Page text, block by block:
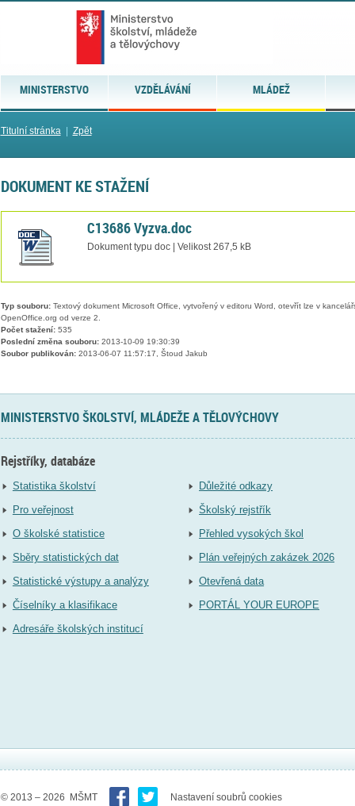
MINISTERSTVO VZDĚLÁVÁNÍ MLÁDEŽ
Titulní stránka| Zpět
DOKUMENT KE STAŽENÍ
C13686 Vyzva.doc
Dokument typu doc | Velikost 267,5 kB
Typ souboru:Textový dokument Microsoft Office, vytvořený v editoru Word, otevřít lze v
OpenOffice.org od verze 2.
Počet stažení:535
Poslední změna souboru:2013-10-09 19:30:39
Soubor publikován:2013-06-07 11:57:17, Štoud Jakub
MINISTERSTVO ŠKOLSTVÍ, MLÁDEŽE A TĚLOVÝCHOVY
Rejstříky, databáze
Statistika školství
Pro veřejnost
O školské statistice
Sběry statistických dat
Statistické výstupy a analýzy
Číselníky a klasifikace
Adresáře školských institucí
Důležité odkazy
Školský rejstřík
Přehled vysokých škol
Plán veřejných zakázek 2026
Otevřená data
PORTÁL YOUR EUROPE
© 2013 – 2026 MŠMT Nastavení soubrů cookies